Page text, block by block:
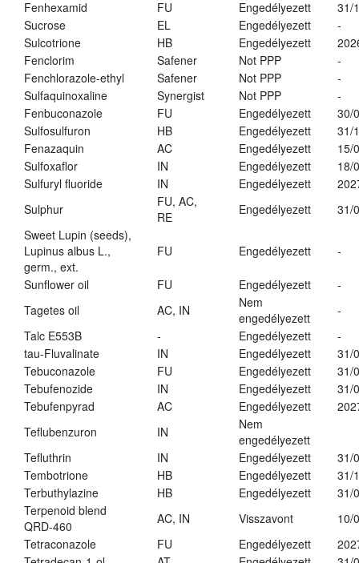
Fenhexamid
FU Engedélyezett
31/
Sucrose
EL Engedélyezett
-
Sulcotrione
HB Engedélyezett
Fenclorim
Safener Not PPP
-
Fenchlorazole-ethyl
Safener Not PPP
-
Sulfaquinoxaline
Synergist Not PPP
-
Fenbuconazole
FU Engedélyezett
30/
Sulfosulfuron
HB Engedélyezett
31/
Fenazaquin
AC Engedélyezett
15/
Sulfoxaflor
IN Engedélyezett
18/
Sulfuryl fluoride
IN Engedélyezett
Sulphur
FU, AC,
RE
Engedélyezett
31/
Sweet Lupin (seeds),
Lupinus albus L.,
germ., ext.
FU Engedélyezett -
Sunflower oil FU Engedélyezett
-
Tagetes oil
AC, IN
Nem
engedélyezett
-
Talc E553B
- Engedélyezett
-
tau-Fluvalinate
IN Engedélyezett
31/
Tebuconazole
FU Engedélyezett
31/
Tebufenozide
IN Engedélyezett
31/
Tebufenpyrad
AC Engedélyezett
Teflubenzuron
IN
Nem
engedélyezett
Tefluthrin
IN Engedélyezett
31/
Tembotrione
HB Engedélyezett
31/
Terbuthylazine
HB Engedélyezett
31/
Terpenoid blend
QRD-460
AC, IN Visszavont
10/
Tetraconazole
FU Engedélyezett